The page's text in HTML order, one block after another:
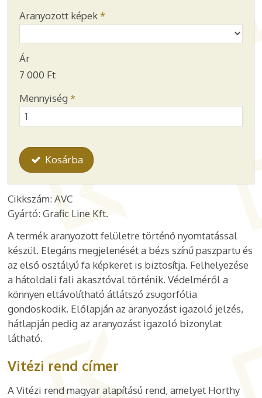
Aranyozott képek *
Ár
7 000 Ft
Mennyiség *
Kosárba
Cikkszám: AVC
Gyártó: Grafic Line Kft.
A termék aranyozott felületre történő nyomtatással
készül. Elegáns megjelenését a bézs színű paszpartu és
az első osztályú fa képkeret is biztosítja. Felhelyezése
a hátoldali fali akasztóval történik. Védelméről a
könnyen eltávolítható átlátszó zsugorfólia
gondoskodik. Előlapján az aranyozást igazoló jelzés,
hátlapján pedig az aranyozást igazoló bizonylat
látható.
Vitézi rend címer
A Vitézi rend magyar alapítású rend, amelyet Horthy